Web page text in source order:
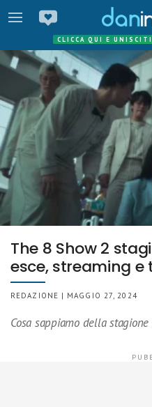
CLICCA QUI E
The 8 Show 2
esce, streaming e
REDAZIONE | MAGGIO 27, 2024
Cosa sappiamo della